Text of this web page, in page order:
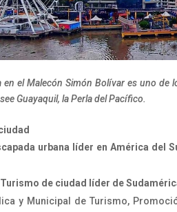
en el Malecón Simón Bolívar es uno de
Guayaquil, la Perla del Pacífico.
urbana líder en América del
de ciudad líder de
y Municipal de Turismo,